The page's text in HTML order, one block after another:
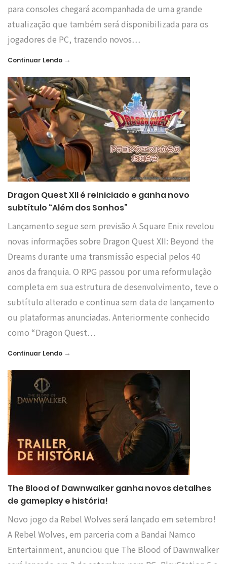
para consoles chegará acompanhada de uma grande
atualização que também será disponibilizada para os
jogadores de PC, trazendo novos…
Continuar Lendo →
Dragon Quest XII é reiniciado e ganha novo
subtítulo “Além dos Sonhos”
Lançamento segue sem previsão A Square Enix revelou
novas informações sobre Dragon Quest XII: Beyond the
Dreams durante uma transmissão especial pelos 40
anos da franquia. O RPG passou por uma reformulação
completa em sua estrutura de desenvolvimento, teve o
subtítulo alterado e continua sem data de lançamento
ou plataformas anunciadas. Anteriormente conhecido
como “Dragon Quest…
Continuar Lendo →
The Blood of Dawnwalker ganha novos detalhes
de gameplay e história!
Novo jogo da Rebel Wolves será lançado em setembro!
A Rebel Wolves, em parceria com a Bandai Namco
Entertainment, anunciou que The Blood of Dawnwalker